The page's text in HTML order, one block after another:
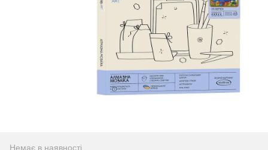
Немає в наявності